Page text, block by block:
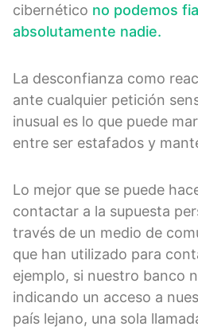
cibernético no podemos
absolutamente nadie.
La desconfianza como
ante cualquier petición
inusual es lo que puede
entre ser estafados y
Lo mejor que se puede
contactar a la supuesta
través de un medio de
que han utilizado para
ejemplo, si nuestro banco
indicando un acceso a
país lejano, una sola